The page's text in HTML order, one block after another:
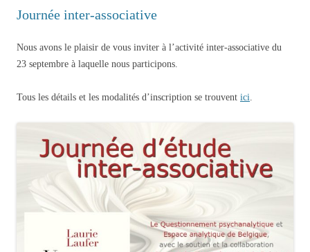
Journée inter-associative
Nous avons le plaisir de vous inviter à l’activité inter-associative du
23 septembre à laquelle nous participons.
Tous les détails et les modalités d’inscription se trouvent ici.